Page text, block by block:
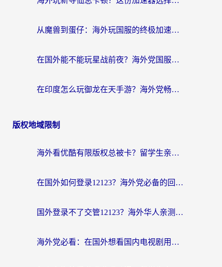
从魔兽到蛋仔：海外玩国服的终极加速指南，找到你的专属高速通道
在国外能不能玩星战前夜？海外党国服游戏不卡顿的秘密武器在这里
在印度怎么玩御龙在天手游？海外党畅玩国服的终极生存指南
版权地域限制
海外看优酷有限版权总被卡？留学生亲测有效的回国加速器选择指南
在国外如何登录12123？海外党必备的回国加速实用指南
国外登录不了交管12123？海外华人亲测有效的回国加速器选择指南
海外党必看：在国外想看国内电视剧用什么软件？3步解决地域限制